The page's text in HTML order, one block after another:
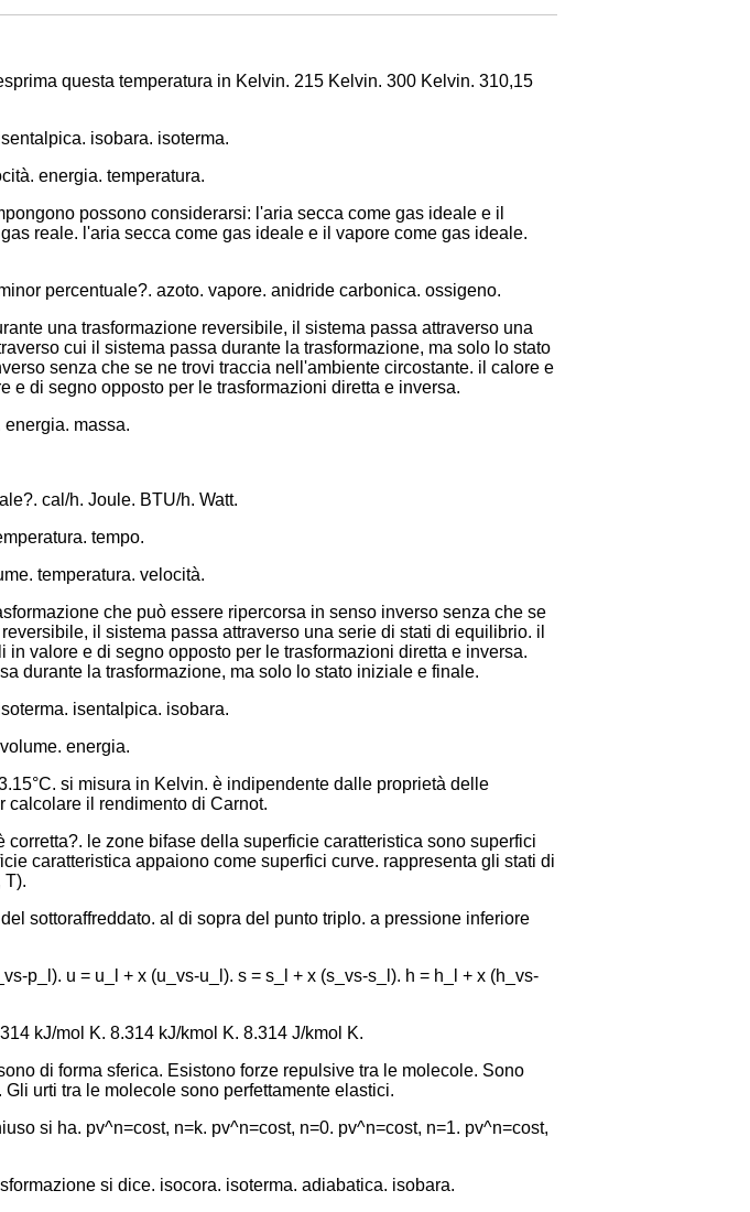
questa temperatura in Kelvin. 215 Kelvin. 300 Kelvin. 310,15
isobara. isoterma.
energia. temperatura.
possono considerarsi: l'aria secca come gas ideale e il
reale. l'aria secca come gas ideale e il vapore come gas ideale.
percentuale?. azoto. vapore. anidride carbonica. ossigeno.
una trasformazione reversibile, il sistema passa attraverso una
cui il sistema passa durante la trasformazione, ma solo lo stato
senza che se ne trovi traccia nell'ambiente circostante. il calore e
di segno opposto per le trasformazioni diretta e inversa.
massa.
cal/h. Joule. BTU/h. Watt.
tempo.
temperatura. velocità.
che può essere ripercorsa in senso inverso senza che se
il sistema passa attraverso una serie di stati di equilibrio. il
valore e di segno opposto per le trasformazioni diretta e inversa.
durante la trasformazione, ma solo lo stato iniziale e finale.
isentalpica. isobara.
energia.
si misura in Kelvin. è indipendente dalle proprietà delle
calcolare il rendimento di Carnot.
le zone bifase della superficie caratteristica sono superfici
caratteristica appaiono come superfici curve. rappresenta gli stati di
T).
sottoraffreddato. al di sopra del punto triplo. a pressione inferiore
p_l). u = u_l + x (u_vs-u_l). s = s_l + x (s_vs-s_l). h = h_l + x (h_vs-
kJ/mol K. 8.314 kJ/kmol K. 8.314 J/kmol K.
di forma sferica. Esistono forze repulsive tra le molecole. Sono
urti tra le molecole sono perfettamente elastici.
si ha. pv^n=cost, n=k. pv^n=cost, n=0. pv^n=cost, n=1. pv^n=cost,
si dice. isocora. isoterma. adiabatica. isobara.